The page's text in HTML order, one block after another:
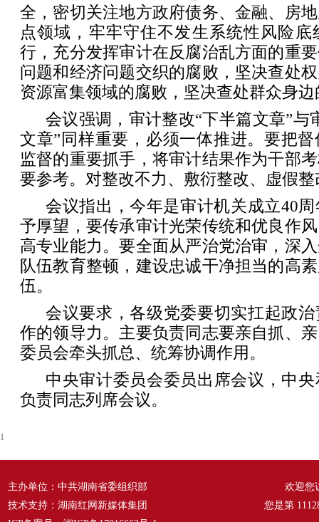
全，密切关注地方政府债务、金融、房
点领域，牢牢守住不发生系统性风险
行，充分发挥审计在反腐治乱方面的重
问题和经济问题交织的腐败，坚决查处
资源富集领域的腐败，坚决查处群众身边
会议强调，审计整改“下半篇文章”与
文章”同样重要，必须一体推进。要把
监督的重要抓手，将审计结果作为干部
要参考。对整改不力、敷衍整改、虚假
会议指出，今年是审计机关成立40
予厚望，要传承审计光荣传统和优良作
高专业能力。要全面从严治党治审，深
队伍教育整顿，建设忠诚干净担当的高
伍。
会议要求，各级党委要切实扛起政
作的领导力。主要负责同志要亲自抓、
委员会牵头抓总、统筹协调作用。
中央审计委员会委员出席会议，中
负责同志列席会议。
1
主办单位：中共湖南省委组织部
技术支持：湖南红网新媒体集团
欢迎您
您是第